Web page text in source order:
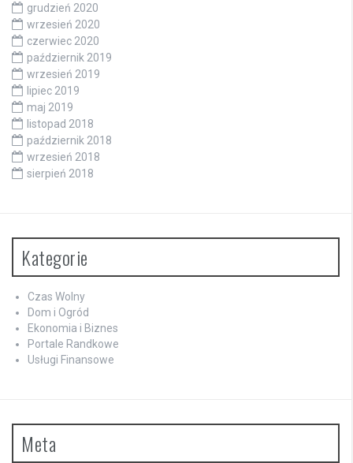
grudzień 2020
wrzesień 2020
czerwiec 2020
październik 2019
wrzesień 2019
lipiec 2019
maj 2019
listopad 2018
październik 2018
wrzesień 2018
sierpień 2018
Kategorie
Czas Wolny
Dom i Ogród
Ekonomia i Biznes
Portale Randkowe
Usługi Finansowe
Meta